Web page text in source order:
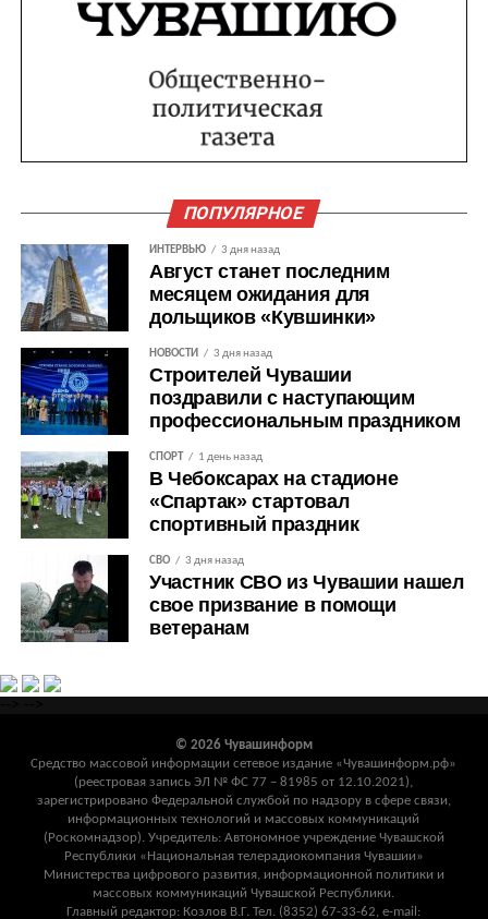
ПОПУЛЯРНОЕ
ИНТЕРВЬЮ 3 дня назад
Август станет последним
месяцем ожидания для
дольщиков «Кувшинки»
НОВОСТИ 3 дня назад
Строителей Чувашии
поздравили с наступающим
профессиональным праздником
СПОРТ 1 день назад
В Чебоксарах на стадионе
«Спартак» стартовал
спортивный праздник
СВО 3 дня назад
Участник СВО из Чувашии нашел
свое призвание в помощи
ветеранам
© 2026 Чувашинформ
Средство массовой информации сетевое издание «Чувашинформ.рф»
(реестровая запись ЭЛ № ФС 77 – 81985 от 12.10.2021),
зарегистрировано Федеральной службой по надзору в сфере связи,
информационных технологий и массовых коммуникаций
(Роскомнадзор). Учредитель: Автономное учреждение Чувашской
Республики «Национальная телерадиокомпания Чувашии»
Министерства цифрового развития, информационной политики и
массовых коммуникаций Чувашской Республики.
Главный редактор: Козлов В.Г. Тел. (8352) 67-33-62, e-mail: